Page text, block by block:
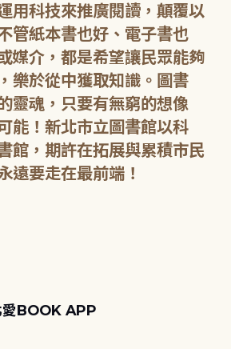
用科技來推廣閱讀，顛覆以
管紙本書也好、電子書也
媒介，都是希望讓民眾能夠
樂於從中獲取知識。圖書
靈魂，只要有無窮的想像
能！新北市立圖書館以科
館，期許在拓展與累積市民
遠要走在最前端！
愛BOOK APP